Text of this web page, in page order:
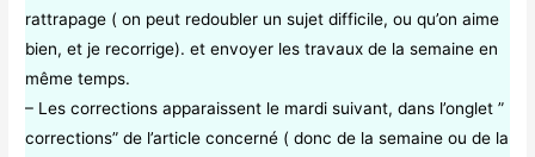
rattrapage ( on peut redoubler un sujet difficile, ou qu’on aime
bien, et je recorrige). et envoyer les travaux de la semaine en
même temps.
– Les corrections apparaissent le mardi suivant, dans l’onglet ”
corrections” de l’article concerné ( donc de la semaine ou de la